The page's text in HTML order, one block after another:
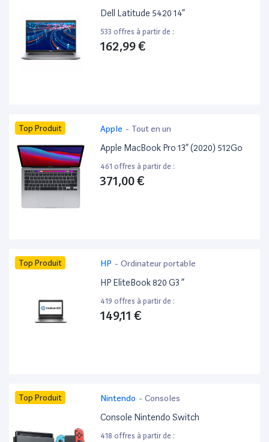
Dell Latitude 5420 14”
533 offres à partir de :
162,99 €
Top Produit Apple - Tout en un
Apple MacBook Pro 13” (2020) 512Go
461 offres à partir de :
371,00 €
Top Produit HP - Ordinateur portable
HP EliteBook 820 G3 ”
419 offres à partir de :
149,11 €
Top Produit Nintendo - Consoles
Console Nintendo Switch
418 offres à partir de :